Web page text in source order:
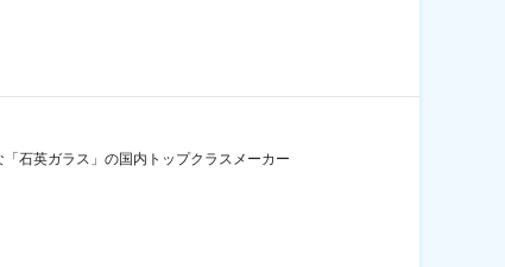
石英ガラス」の国内トップクラスメーカー